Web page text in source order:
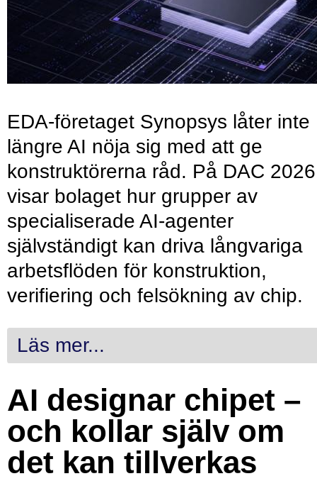
EDA-företaget Synopsys låter inte
längre AI nöja sig med att ge
konstruktörerna råd. På DAC 2026
visar bolaget hur grupper av
specialiserade AI-agenter
självständigt kan driva långvariga
arbetsflöden för konstruktion,
verifiering och felsökning av chip.
Läs mer...
AI designar chipet –
och kollar själv om
det kan tillverkas